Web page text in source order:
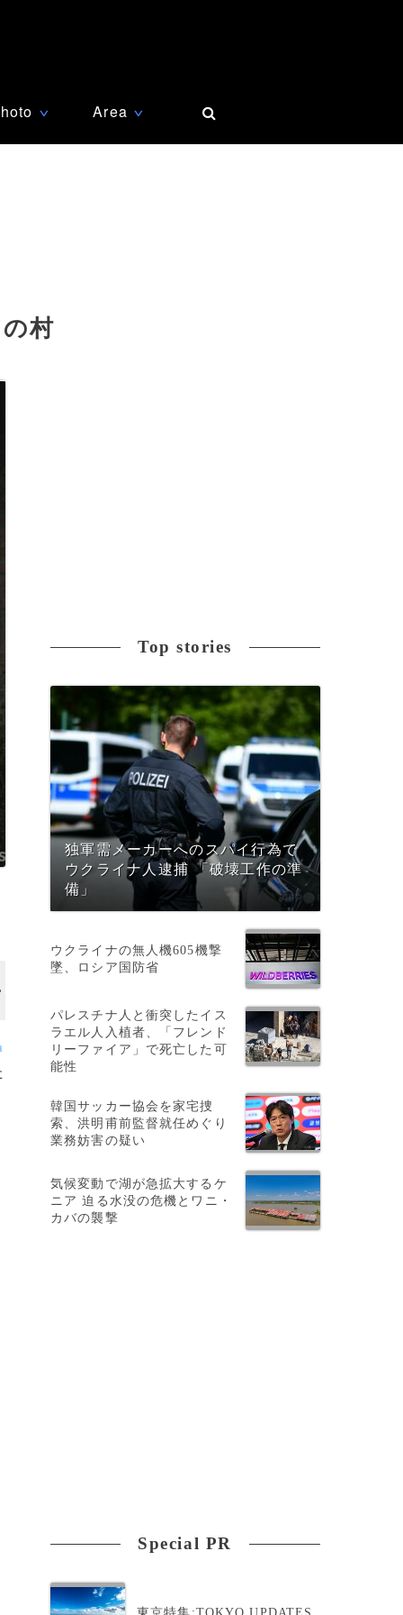
∨ Area ∨
村
Top stories
独軍需メーカーへのスパイ行為で
ウクライナ人逮捕 「破壊工作の準
備」
ウクライナの無人機605機撃
墜、ロシア国防省
パレスチナ人と衝突したイス
ラエル人入植者、「フレンド
リーファイア」で死亡した可
能性
韓国サッカー協会を家宅捜
索、洪明甫前監督就任めぐり
業務妨害の疑い
気候変動で湖が急拡大するケ
ニア 迫る水没の危機とワニ・
カバの襲撃
Special PR
東京特集:TOKYO UPDATES